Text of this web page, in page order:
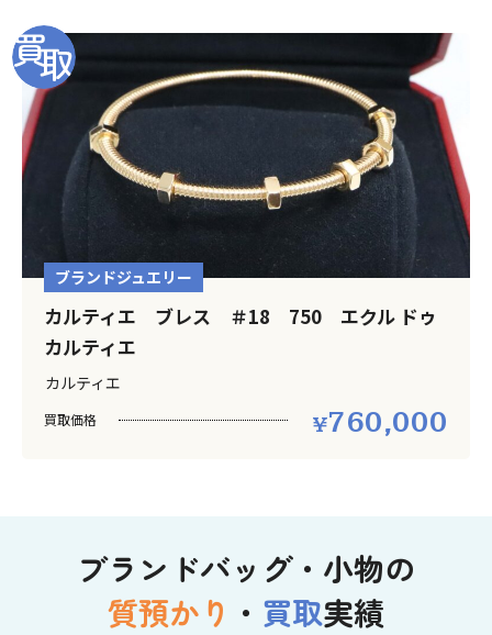
ブランドジュエリー
カルティエ ブレス ＃18 750 エクル ドゥ
カルティエ
カルティエ
買取価格 760,000
ブランドバッグ・小物の
質預かり ・ 買取実績